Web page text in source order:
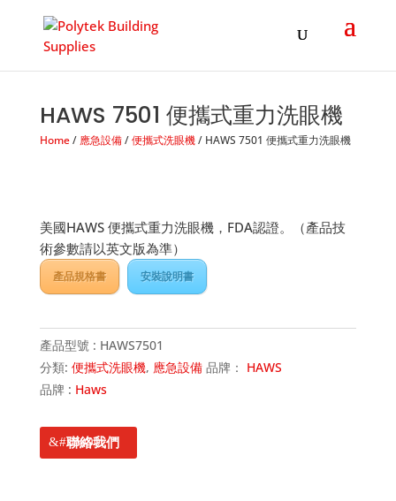
HAWS 7501 便攜式重力洗眼機
Home/ 應急設備/便攜式洗眼機/ HAWS 7501 便攜式重力洗眼機
美國HAWS 便攜式重力洗眼機，FDA認證。（產品技
術參數請以英文版為準）
產品規格書 安裝說明書
產品型號 : HAWS7501
分類: 便攜式洗眼機, 應急設備 品牌： HAWS
品牌 : Haws
聯絡我們